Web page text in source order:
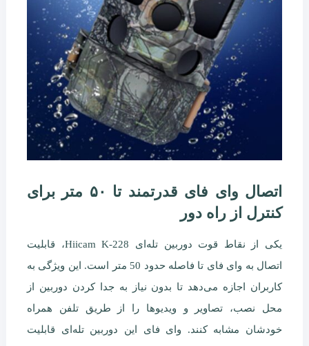
اتصال وای فای قدرتمند تا ۵۰ متر برای
کنترل از راه دور
یکی از نقاط قوت دوربین تله‌ای Hiicam K-228، قابلیت
اتصال به وای فای تا فاصله حدود 50 متر است. این ویژگی به
کاربران اجازه می‌دهد تا بدون نیاز به جدا کردن دوربین از
محل نصب، تصاویر و ویدیوها را از طریق تلفن همراه
خودشان مشابه کنند. وای فای این دوربین تله‌ای قابلیت